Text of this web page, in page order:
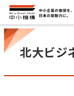
北大ビジ